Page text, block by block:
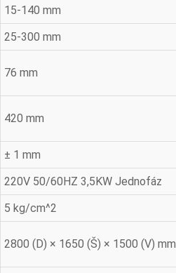
15-140 mm
25-300 mm
76 mm
420 mm
± 1 mm
220V 50/60HZ 3,5KW Jednofáz
5 kg/cm^2
2800 (D) × 1650 (Š) × 1500 (V) mm